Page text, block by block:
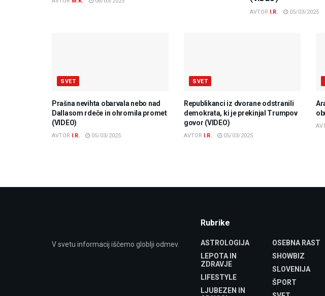
AVTOR I.R. 05/03/2025
SVET
Prašna nevihta obarvala nebo nad
Dallasom rdeče in ohromila promet
(VIDEO)
AVTOR I.R. 05/03/2025
SVET
Republikanci iz dvorane odstranili
demokrata, ki je prekinjal Trumpov
govor (VIDEO)
AVTOR I.R. 05/03/2025
V svetu informacij iščemo globlji odmev.
Rubrike
ASTROLOGIJA
LEPOTA IN
ZDRAVJE
LIFESTYLE
LJUBEZEN IN
OSEBNA RAST
SHOWBIZ
SLOVENIJA
ŠPORT